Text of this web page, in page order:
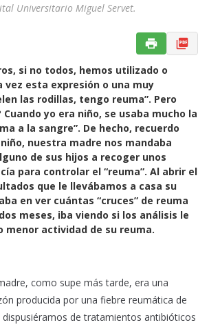
Universitario Miguel Servet.
si no todos, hemos utilizado o
vez esta expresión o una muy
las rodillas, tengo reuma”. Pero
Cuando yo era niño, se usaba mucho la
a la sangre”. De hecho, recuerdo
nuestra madre nos mandaba
de sus hijos a recoger unos
para controlar el “reuma”. Al abrir el
que le llevábamos a casa su
en ver cuántas “cruces” de reuma
meses, iba viendo si los análisis le
menor actividad de su reuma.
como supe más tarde, era una
producida por una fiebre reumática de
dispusiéramos de tratamientos antibióticos